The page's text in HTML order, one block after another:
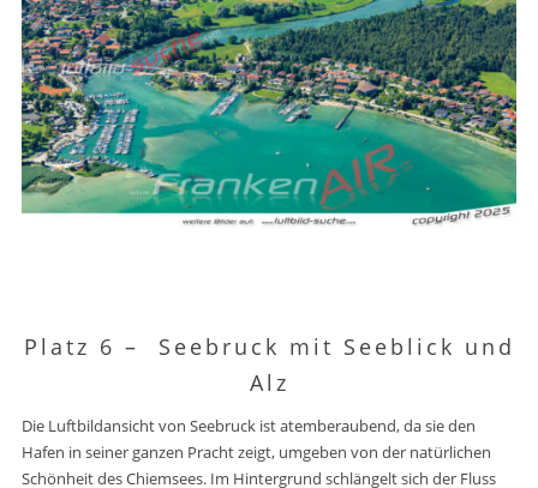
Platz 6 – Seebruck mit Seeblick und
Alz
Die Luftbildansicht von Seebruck ist atemberaubend, da sie den
Hafen in seiner ganzen Pracht zeigt, umgeben von der natürlichen
Schönheit des Chiemsees. Im Hintergrund schlängelt sich der Fluss